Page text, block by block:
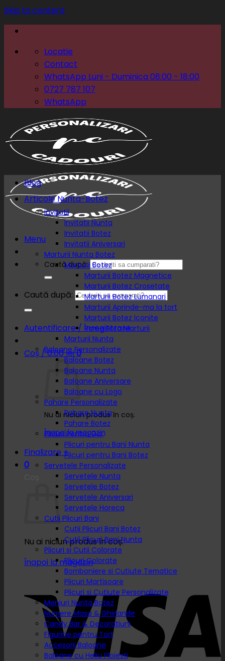
Skip to content
Locatie
Contact
WhatsApp Luni - Duminica 08:00 - 18:00
0727 787 107
WhatsApp
Menu
Caută după:
Caută după:
Autentificare / Înregistrare
Coș /0.00lei0
Nu ai niciun produs în coș.
Înapoi la magazin
Finalizare +
0
Nu ai niciun produs în coș.
Înapoi la magazin
Blog
Articole Nunta-Botez
Invitatii
Invitatii Nunta
Invitatii Botez
Invitatii Aniversari
Marturii Nunta Botez
Marturii Botez
Marturii Botez Magnetice
Marturii Botez Crosetate
Marturii Botez Lumanari
Marturii Aprinde-ma la tort
Marturii Botez Iconite
Rame Foto Marturii
Marturii Nunta
Baloane Personalizate
Baloane Botez
Baloane Nunta
Baloane Aniversare
Baloane cu Logo
Pahare Personalizate
Pahare Nunta
Pahare Botez
Plicuri Pentru Dar
Plicuri pentru Bani Nunta
Plicuri pentru Bani Botez
Servetele Personalizate
Servetele Nunta
Servetele Botez
Servetele Aniversari
Servetele Horeca
Cutii Plicuri Bani
Cutii Plicuri Bani Botez
Cutii Plicuri Bani Nunta
Plicuri si Cutii Colorate
Plicuri Colorate
Bomboniere si Cutiute Tematice
Plicuri Martisoare
Plicuri si Cutiute Personalizate
Meniuri Nunta Botez
Numere Masa & Ghirlande
Candy Bar & Decoratiuni
Figurine pentru Tort
Accesorii Baloane
Baloane cu Heliu Ploiesti